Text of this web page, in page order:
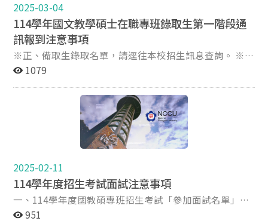
證程序，才正式成為我們的家族成員唷！(通訊、現場驗
證二擇一) 【正取生報到驗證程序】 通訊： ♦步驟一：寄
送紙本資料 1.最高學歷「畢業證書正本或影本」(改名者
須附戶籍謄本影本)：如提交影本須有原學校之戳章。*尚
未領取畢業證書之錄取生，請下載填寫「國立政治大學
114 學年度錄取生報到驗證切結書」。 2.下載並填寫「附
件2-畢業證書影本切結書」。 3.新生基本資料表：新生資
料表內容如有錯誤請以紅筆更正後簽名。(將於4月15日前
以電子郵件寄至正取生信箱) 請於114年5月10日（週六）
前（郵戳為憑，逾期不予受理），將前述1~3資料以掛號
郵寄至「116臺北市文山區指南路二段64號 百年樓三樓 政
治大學國文教學碩士在職專班辦公室收」，信封上請註明
「國文教學碩士在職專班錄取生報到驗證」。如未依規定
期限內將覆函郵寄本校，視同放棄錄取資格。致權益受損
者，其責任概由考生自行負責，事後不得以任何理由要求
補救措施。 ♦步驟二：寄送電子資料 email電子檔大頭
照（學生證用）：應採用正式證件照(檔名_請寫上大名
2025-03-04
114學年國文教學碩士在職專班錄取生第一階段通
訊報到注意事項
※正、備取生錄取名單，請逕往本校招生訊息查詢。 ※本
校以掛號信函寄發正、備取生錄取通知單。 ※逾期未報到
報名意願同意書」及「辦理現場驗證」，始完成報到程
憑，逾期不予受理） 報到方式 以通訊方式辦理： 請下載
並填寫「報到意願同意書」，於報到期限內，以掛號郵寄
國文教學碩士在職專班辦公室 收」，信封上請註明「碩士
在職專班錄取生報到」。 通訊報到 結果公告 1. 114年4月
9日（星期三）下午2時，公告於本專班網址
（https://ctma.nccu.edu.tw/PageFront）上。 2. 對於報
1079
2025-02-11
114學年度招生考試面試注意事項
一、114學年度國教碩專班招生考試「參加面試名單」共
計30名，名單榜示於下方附件。面試時間時程表於
951